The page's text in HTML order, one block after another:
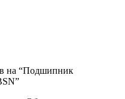
на “Подшипник